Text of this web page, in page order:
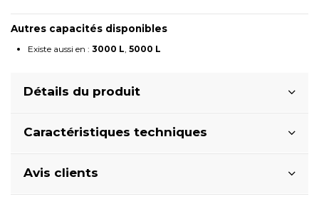
Autres capacités disponibles
Existe aussi en : 3000 L, 5000 L
Détails du produit
Caractéristiques techniques
Avis clients